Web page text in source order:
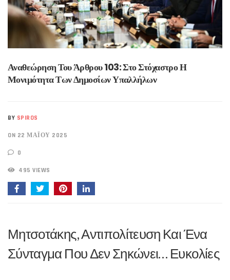
Αναθεώρηση Του Άρθρου 103: Στο Στόχαστρο Η
Μονιμότητα Των Δημοσίων Υπαλλήλων
BY SPIROS
ON 22 ΜΑΪ́ΟΥ 2025
0
495 VIEWS
Μητσοτάκης, Αντιπολίτευση Και Ένα
Σύνταγμα Που Δεν Σηκώνει… Ευκολίες